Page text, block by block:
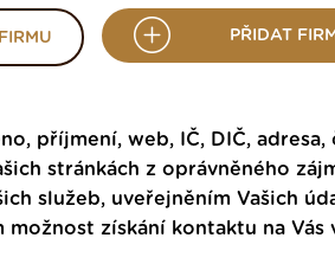
PŘIDAT
příjmení, web, IČ, DIČ, adresa,
stránkách z oprávněného
služeb, uveřejněním Vašich
získání kontaktu na Vás